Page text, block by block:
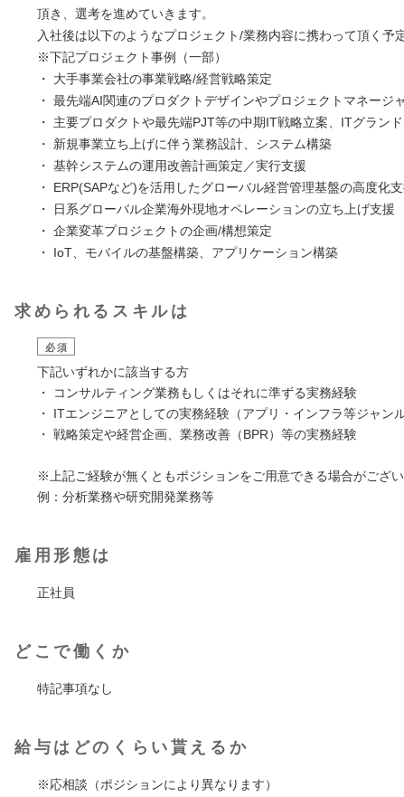
頂き、選考を進めていきます。
入社後は以下のようなプロジェクト/業務内容に携わって頂く予
※下記プロジェクト事例（一部）
・ 大手事業会社の事業戦略/経営戦略策定
・ 最先端AI関連のプロダクトデザインやプロジェクトマネージ
・ 主要プロダクトや最先端PJT等の中期IT戦略立案、ITグラン
・ 新規事業立ち上げに伴う業務設計、システム構築
・ 基幹システムの運用改善計画策定／実行支援
・ ERP(SAPなど)を活用したグローバル経営管理基盤の高度化
・ 日系グローバル企業海外現地オペレーションの立ち上げ支援
・ 企業変革プロジェクトの企画/構想策定
・ IoT、モバイルの基盤構築、アプリケーション構築
求められるスキルは
必須
下記いずれかに該当する方
・ コンサルティング業務もしくはそれに準ずる実務経験
・ ITエンジニアとしての実務経験（アプリ・インフラ等ジャンル
・ 戦略策定や経営企画、業務改善（BPR）等の実務経験
※上記ご経験が無くともポジションをご用意できる場合がござい
例：分析業務や研究開発業務等
雇用形態は
正社員
どこで働くか
特記事項なし
給与はどのくらい貰えるか
※応相談（ポジションにより異なります）